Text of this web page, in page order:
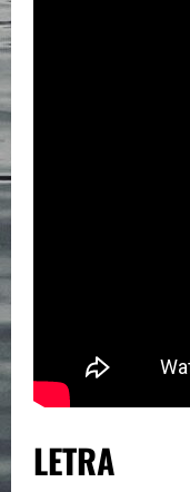
LETRA